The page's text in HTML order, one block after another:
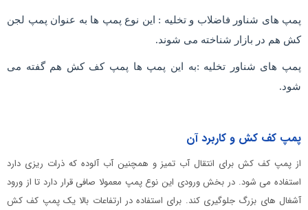
پمپ های شناور فاضلاب و تخلیه : این نوع پمپ ها به عنوان پمپ لجن
کش هم در بازار شناخته می شوند.
پمپ های شناور تخلیه :به این پمپ ها پمپ کف کش هم گفته می
شود.
پمپ کف کش و کاربرد آن
از پمپ کف کش برای انتقال آب تمیز و همچنین آب آلوده که ذرات ریزی دارد
استفاده می شود. در بخش ورودی این نوع پمپ معمولا صافی قرار دارد تا از ورود
آشغال های بزرگ جلوگیری کند. برای استفاده در ارتفاعات بالا یک پمپ کف کش